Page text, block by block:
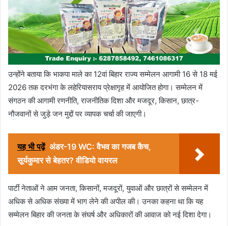
उन्होंने बताया कि भाकपा माले का 12वां बिहार राज्य सम्मेलन आगामी 16 से 18 मई
2026 तक दरभंगा के लहेरियासराय प्रेक्षागृह में आयोजित होगा। सम्मेलन में
संगठन की आगामी रणनीति, राजनीतिक दिशा और मजदूर, किसान, छात्र-
नौजवानों से जुड़े जन मुद्दों पर व्यापक चर्चा की जाएगी।
यह भी पढ़ें अंडर-19 WC: वैभव का गजब कैच,
सूर्यकुमार से बेहतर? वीडियो वायरल
पार्टी नेताओं ने आम जनता, किसानों, मजदूरों, युवाओं और छात्रों से सम्मेलन में
अधिक से अधिक संख्या में भाग लेने की अपील की। उनका कहना था कि यह
सम्मेलन बिहार की जनता के संघर्ष और अधिकारों की आवाज को नई दिशा देगा।